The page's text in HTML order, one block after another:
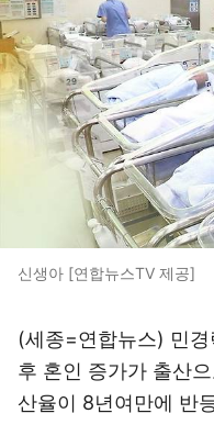
신생아 [연합뉴스TV 제공]
(세종=연합뉴스) 민
후 혼인 증가가 출산
산율이 8년여만에 반